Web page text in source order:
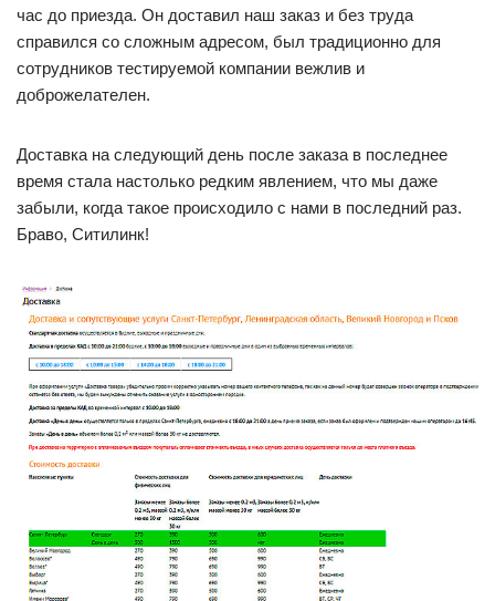
час до приезда. Он доставил наш заказ и без труда
справился со сложным адресом, был традиционно для
сотрудников тестируемой компании вежлив и
доброжелателен.
Доставка на следующий день после заказа в последнее
время стала настолько редким явлением, что мы даже
забыли, когда такое происходило с нами в последний раз.
Браво, Ситилинк!